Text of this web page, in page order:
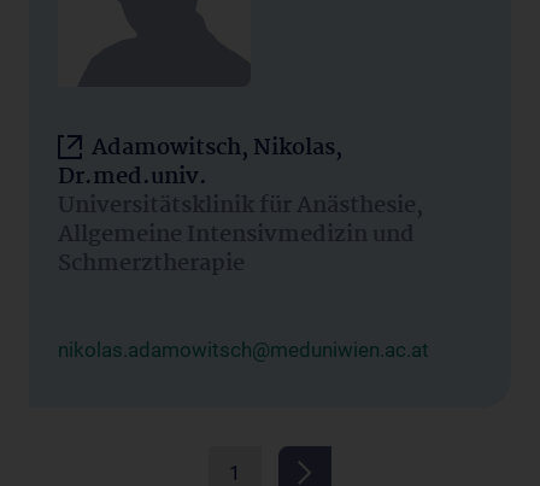
Adamowitsch, Nikolas,
Dr.med.univ.
Universitätsklinik für Anästhesie,
Allgemeine Intensivmedizin und
Schmerztherapie
nikolas.adamowitsch@meduniwien.ac.at
1